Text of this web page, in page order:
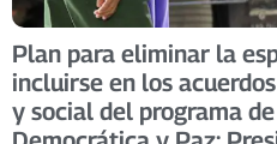
Plan para eliminar la
incluirse en los
y social del programa